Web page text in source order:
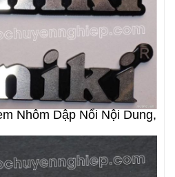
Nhôm Dập Nổi Nội Dung,